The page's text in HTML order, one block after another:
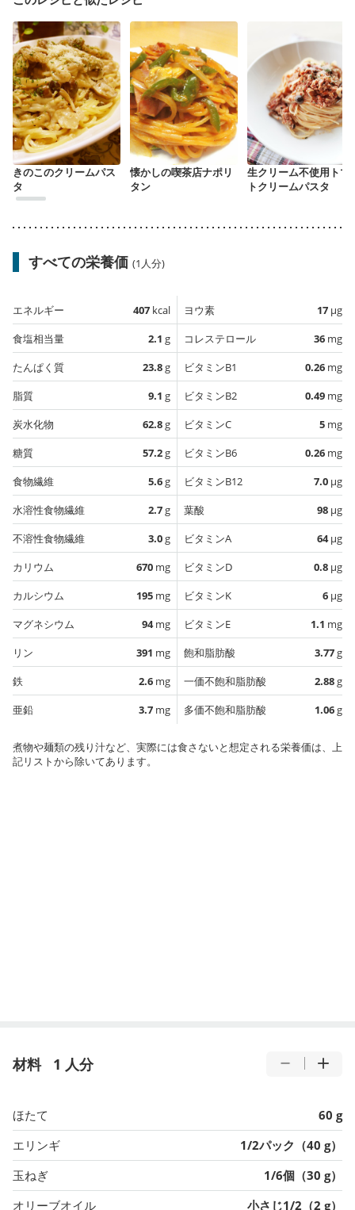
きのこのクリームパス
タ
懐かしの喫茶店ナポリ
タン
生クリーム不使用トマ
トクリームパスタ
すべての栄養価 (1人分)
エネルギー 407 kcal
食塩相当量
2.1 g
たんぱく質
23.8g
脂質
9.1 g
炭水化物
62.8g
糖質
57.2g
食物繊維
5.6g
水溶性食物繊維
2.7g
不溶性食物繊維
3.0g
カリウム
670 mg
カルシウム
195 mg
マグネシウム
94mg
リン
391 mg
鉄
2.6 mg
亜鉛
3.7 mg
ヨウ素 17 µg
コレステロール
36 mg
ビタミンB1
0.26 mg
ビタミンB2
0.49 mg
ビタミンC
5 mg
ビタミンB6
0.26 mg
ビタミンB12
7.0 µg
葉酸
98 µg
ビタミンA
64µg
ビタミンD
0.8 µg
ビタミンK
6 µg
ビタミンE
1.1 mg
飽和脂肪酸
3.77g
一価不飽和脂肪酸
2.88g
多価不飽和脂肪酸
1.06g
煮物や麺類の残り汁など、実際には食さないと想定される栄養価は、上
記リストから除いてあります。
材料 1 人分
ほたて
60 g
エリンギ
1/2パック（40 g）
玉ねぎ
1/6個（30 g）
オリーブオイル
小さじ1/2（2 g）